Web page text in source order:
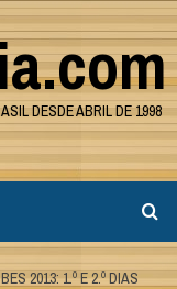
DESDE ABRIL DE 1998
2013: 1.º E 2.º DIAS